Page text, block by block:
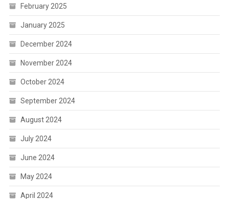
February 2025
January 2025
December 2024
November 2024
October 2024
September 2024
August 2024
July 2024
June 2024
May 2024
April 2024